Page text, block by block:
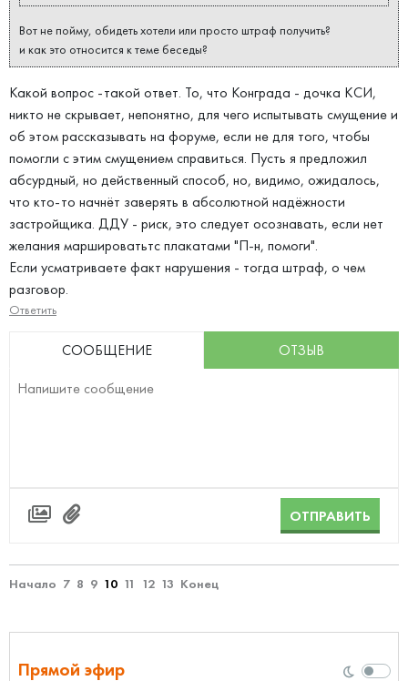
Вот не пойму, обидеть хотели или просто штраф получить?
и как это относится к теме беседы?
Какой вопрос -такой ответ. То, что Конграда - дочка КСИ,
никто не скрывает, непонятно, для чего испытывать смущение и
об этом рассказывать на форуме, если не для того, чтобы
помогли с этим смущением справиться. Пусть я предложил
абсурдный, но действенный способ, но, видимо, ожидалось,
что кто-то начнёт заверять в абсолютной надёжности
застройщика. ДДУ - риск, это следует осознавать, если нет
желания маршироватьтс плакатами "П-н, помоги".
Если усматриваете факт нарушения - тогда штраф, о чем
разговор.
Ответить
СООБЩЕНИЕ ОТЗЫВ
ОТПРАВИТЬ
Начало 7 8 9 10 11 12 13 Конец
Прямой эфир